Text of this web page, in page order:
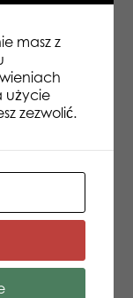
stroną z
przez
istotę
poprawnie,
był
dla pieska.
w
z
się w
(nie
przez
masz z
użycie
zezwolić.